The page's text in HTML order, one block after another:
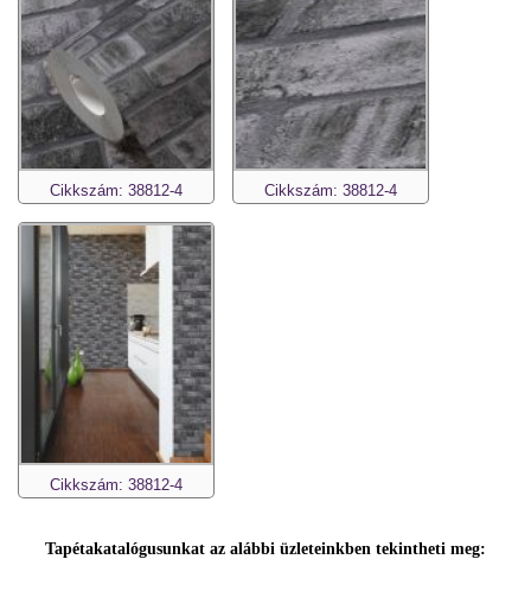
Cikkszám: 38812-4 Cikkszám: 38812-4
Cikkszám: 38812-4
Tapétakatalógusunkat az alábbi üzleteinkben tekintheti meg: